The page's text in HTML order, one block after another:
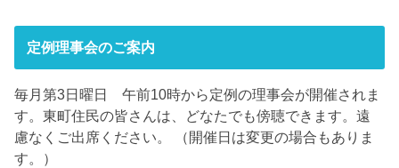
定例理事会のご案内
毎月第3日曜日 午前10時から定例の理事会が開催されま
す。東町住民の皆さんは、どなたでも傍聴できます。遠
慮なくご出席ください。 （開催日は変更の場合もありま
す。）